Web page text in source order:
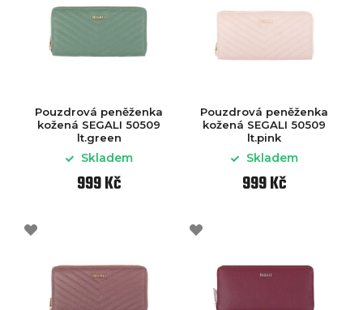
Pouzdrová peněženka
kožená SEGALI 50509
lt.green
Skladem
999 Kč
Pouzdrová peněženka
kožená SEGALI 50509
lt.pink
Skladem
999 Kč